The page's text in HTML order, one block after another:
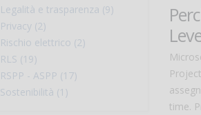
Legalità e trasparenza (9)
Privacy (2)
Rischio elettrico (2)
RLS (19)
RSPP - ASPP (17)
Sostenibilità (1)
time.